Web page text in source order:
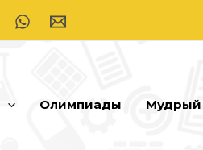
Олимпиады